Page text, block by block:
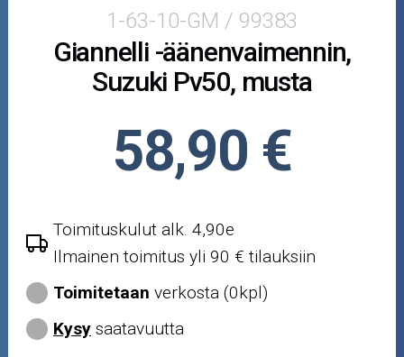
Öljyt ja kemikaalit
Outlet-tuotteet
1-63-10-GM / 99383
Giannelli -äänenvaimennin,
Suzuki Pv50, musta
58,90 €
Toimituskulut alk. 4,90e
Ilmainen toimitus yli 90 € tilauksiin
Toimitetaan verkosta (0kpl)
Kysy saatavuutta